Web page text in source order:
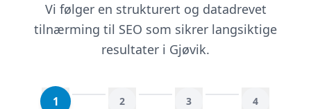
Vi følger en strukturert og datadrevet
tilnærming til SEO som sikrer langsiktige
resultater i Gjøvik.
1 2 3 4